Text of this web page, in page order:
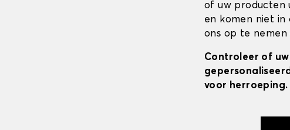
of uw producten
en komen niet
ons op te
Controleer of
voor